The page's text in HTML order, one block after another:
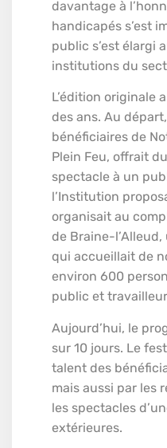
davantage à
handicapés s’est
public s’est élargi
institutions du
L’édition originale
des ans. Au
bénéficiaires de
Plein Feu, offrait
spectacle à un
l’Institution
organisait au
de Braine-
qui accueillait de
environ 600
public et
Aujourd’hui, le
sur 10 jours. Le
talent des
mais aussi par les
les spectacles
extérieures.